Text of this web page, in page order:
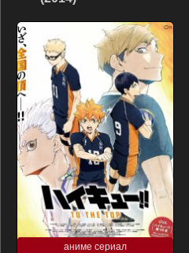
аниме сериал